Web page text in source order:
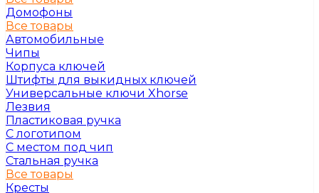
Домофоны
Все товары
Автомобильные
Чипы
Корпуса ключей
Штифты для выкидных ключей
Универсальные ключи Xhorse
Лезвия
Пластиковая ручка
С логотипом
С местом под чип
Стальная ручка
Все товары
Кресты